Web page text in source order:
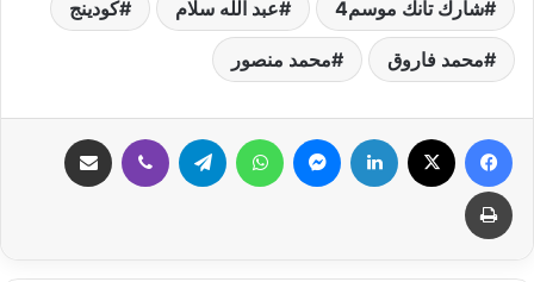
شارك تانك موسم4 عبد الله سلام كودينج
محمد فاروق محمد منصور
فيسبوك لينكدإن ماسنجر واتساب تيلقرام ڤايبر
طباعة